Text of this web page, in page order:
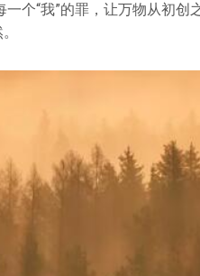
个“我”的罪，让万物从初创